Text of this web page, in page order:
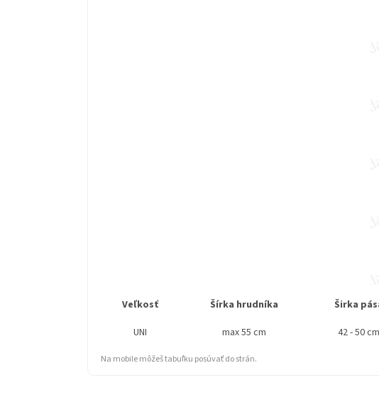
Veľkosť Šírka hrudníka Širka
UNI
max 55 cm 42 - 50 cm
Na mobile môžeš tabuľku posúvať do strán.